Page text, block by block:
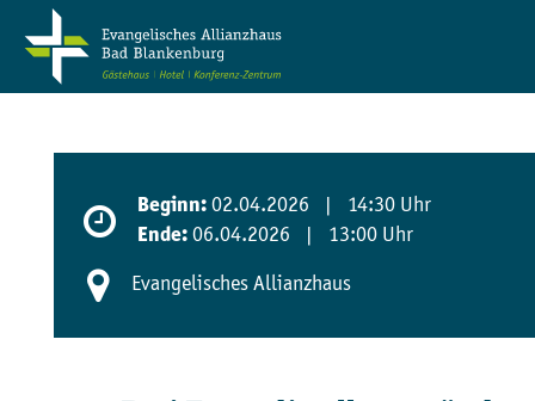
Beginn: 02.04.2026 | 14:30 Uhr
Ende: 06.04.2026 | 13:00 Uhr
Evangelisches Allianzhaus